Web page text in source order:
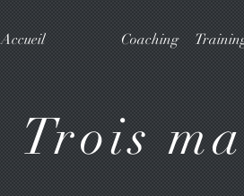
Accueil Coaching
Trois